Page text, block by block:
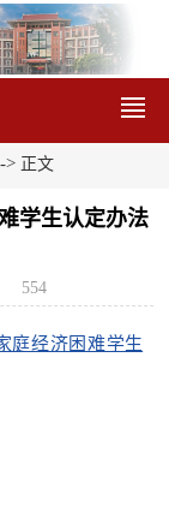
-> 正文
学生认定办法
554
庭经济困难学生